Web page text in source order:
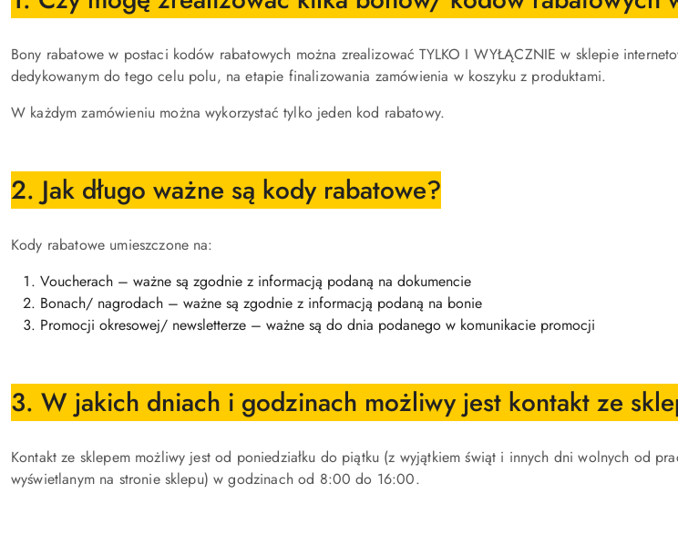
Bony rabatowe w postaci kodów rabatowych można zrealizować TYLKO I WYŁĄCZNIE w sklepie
dedykowanym do tego celu polu, na etapie finalizowania zamówienia w koszyku z produktami.
W każdym zamówieniu można wykorzystać tylko jeden kod rabatowy.
2. Jak długo ważne są kody rabatowe?
Kody rabatowe umieszczone na:
Voucherach – ważne są zgodnie z informacją podaną na dokumencie
Bonach/ nagrodach – ważne są zgodnie z informacją podaną na bonie
Promocji okresowej/ newsletterze – ważne są do dnia podanego w komunikacie promocji
3. W jakich dniach i godzinach możliwy jest kontakt ze
Kontakt ze sklepem możliwy jest od poniedziałku do piątku (z wyjątkiem świąt i innych dni wolnych od
wyświetlanym na stronie sklepu) w godzinach od 8:00 do 16:00.